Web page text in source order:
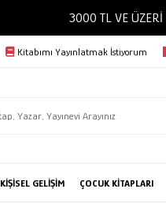
Kitabımı Yayınlatmak İstiyorum
KİŞİSEL GELİŞİM ÇOCUK KİTAPLARI